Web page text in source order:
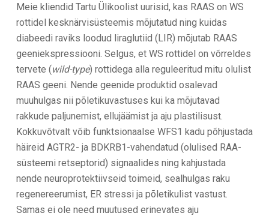
Meie kliendid Tartu Ülikoolist uurisid, kas RAAS on WS
rottidel kesknärvisüsteemis mõjutatud ning kuidas
diabeedi raviks loodud liraglutiid (LIR) mõjutab RAAS
geeniekspressiooni. Selgus, et WS rottidel on võrreldes
tervete (wild-type) rottidega alla reguleeritud mitu olulist
RAAS geeni. Nende geenide produktid osalevad
muuhulgas nii põletikuvastuses kui ka mõjutavad
rakkude paljunemist, ellujäämist ja aju plastilisust.
Kokkuvõtvalt võib funktsionaalse WFS1 kadu põhjustada
häireid AGTR2- ja BDKRB1-vahendatud (olulised RAA-
süsteemi retseptorid) signaalides ning kahjustada
nende neuroprotektiivseid toimeid, sealhulgas raku
regenereerumist, ER stressi ja põletikulist vastust.
Samas ei ole need muutused erinevates aju